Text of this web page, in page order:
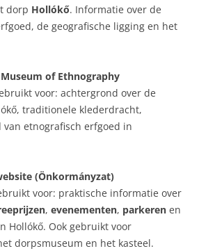
dorp Hollókő. Informatie over de
de geografische ligging en het
of Ethnography
voor: achtergrond over de
traditionele klederdracht,
etnografisch erfgoed in
(Önkormányzat)
voor: praktische informatie over
, evenementen, parkeren en
Hollókő. Ook gebruikt voor
dorpsmuseum en het kasteel.